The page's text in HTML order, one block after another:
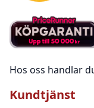
Hos oss handlar
Kundtjänst